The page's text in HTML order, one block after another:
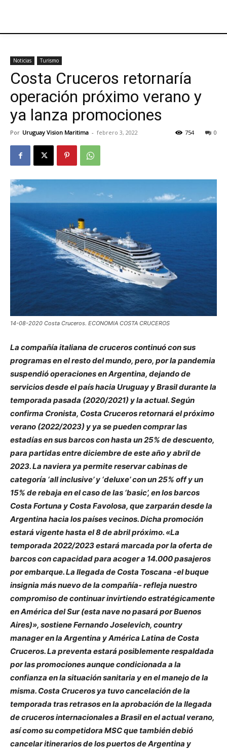
Noticias Turismo
Costa Cruceros retornaría
operación próximo verano y
ya lanza promociones
Por Uruguay Vision Maritima - febrero 3, 2022 0
754
14-08-2020 Costa Cruceros. ECONOMIA COSTA CRUCEROS
La compañía italiana de cruceros continuó con sus
programas en el resto del mundo, pero, por la pandemia
suspendió operaciones en Argentina, dejando de
servicios desde el país hacia Uruguay y Brasil durante la
temporada pasada (2020/2021) y la actual. Según
confirma Cronista, Costa Cruceros retornará el próximo
verano (2022/2023) y ya se pueden comprar las
estadías en sus barcos con hasta un 25% de descuento,
para partidas entre diciembre de este año y abril de
2023. La naviera ya permite reservar cabinas de
categoría ‘all inclusive’ y ‘deluxe’ con un 25% off y un
15% de rebaja en el caso de las ‘basic’, en los barcos
Costa Fortuna y Costa Favolosa, que zarparán desde la
Argentina hacia los países vecinos. Dicha promoción
estará vigente hasta el 8 de abril próximo. «La
temporada 2022/2023 estará marcada por la oferta de
barcos con capacidad para acoger a 14.000 pasajeros
por embarque. La llegada de Costa Toscana -el buque
insignia más nuevo de la compañía- refleja nuestro
compromiso de continuar invirtiendo estratégicamente
en América del Sur (esta nave no pasará por Buenos
Aires)», sostiene Fernando Joselevich, country
manager en la Argentina y América Latina de Costa
Cruceros. La preventa estará posiblemente respaldada
por las promociones aunque condicionada a la
confianza en la situación sanitaria y en el manejo de la
misma. Costa Cruceros ya tuvo cancelación de la
temporada tras retrasos en la aprobación de la llegada
de cruceros internacionales a Brasil en el actual verano,
así como su competidora MSC que también debió
cancelar itinerarios de los puertos de Argentina y